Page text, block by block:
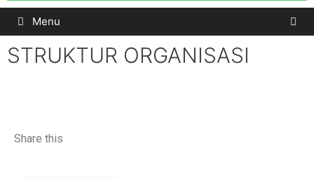
Menu
STRUKTUR ORGANISASI
Share this